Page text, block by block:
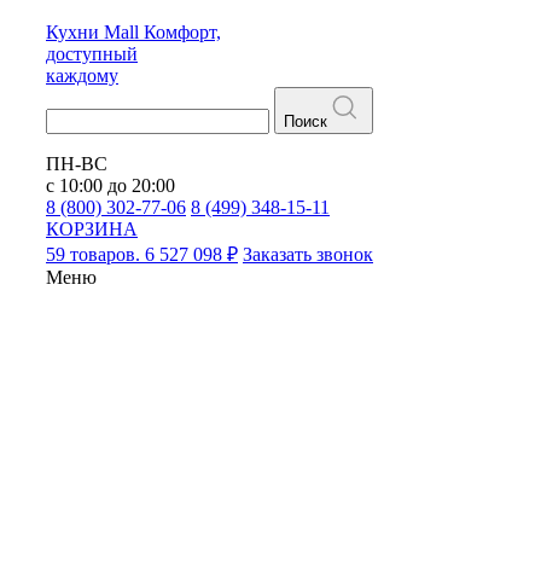
Кухни Mall Комфорт,
доступный
каждому
Поиск
ПН-ВС
с 10:00 до 20:00
8 (800) 302-77-06 8 (499) 348-15-11
КОРЗИНА
59 товаров. 6 527 098 ₽ Заказать звонок
Меню